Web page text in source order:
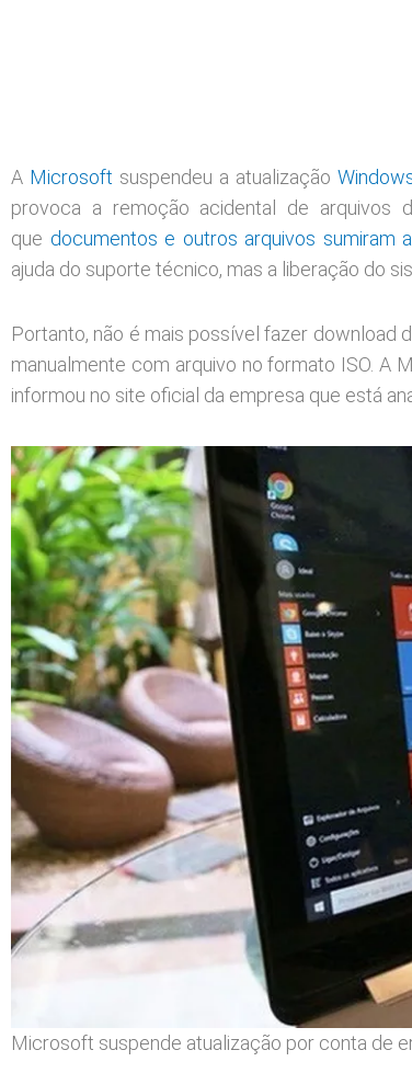
A Microsoft suspendeu a atualização
provoca a remoção acidental de arquivos
que documentos e outros arquivos sumiram
ajuda do suporte técnico, mas a liberação do
Portanto, não é mais possível fazer download
manualmente com arquivo no formato ISO. A
informou no site oficial da empresa que está
Microsoft suspende atualização por conta de